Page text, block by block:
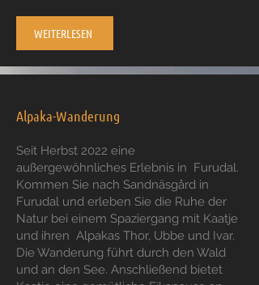
WEITERLESEN
Alpaka-Wanderung
Seit Herbst 2022 eine
außergewöhnliches Erlebnis in Furudal.
Kommen Sie nach Sandnäsgård in
Furudal und erleben Sie die Ruhe der
Natur bei einem Spaziergang mit Kaatje
und ihren Alpakas Thor, Ubbe und Ivar.
Die Wanderung führt durch den Wald
und an den See. Anschließend bietet